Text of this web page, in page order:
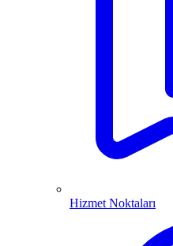
Hizmet Noktaları